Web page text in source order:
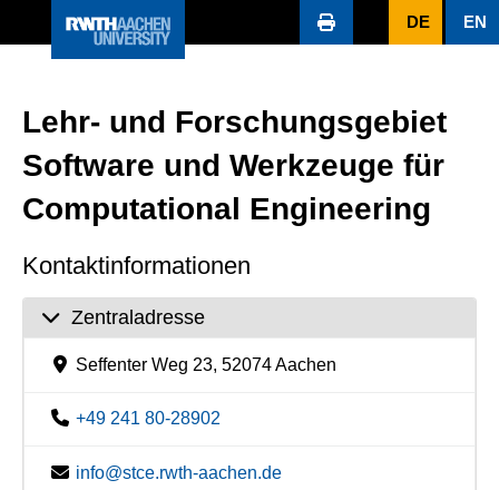
DE EN
Lehr- und Forschungsgebiet
Software und Werkzeuge für
Computational Engineering
Kontaktinformationen
Zentraladresse
Seffenter Weg 23, 52074 Aachen
+49 241 80-28902
info@stce.rwth-aachen.de